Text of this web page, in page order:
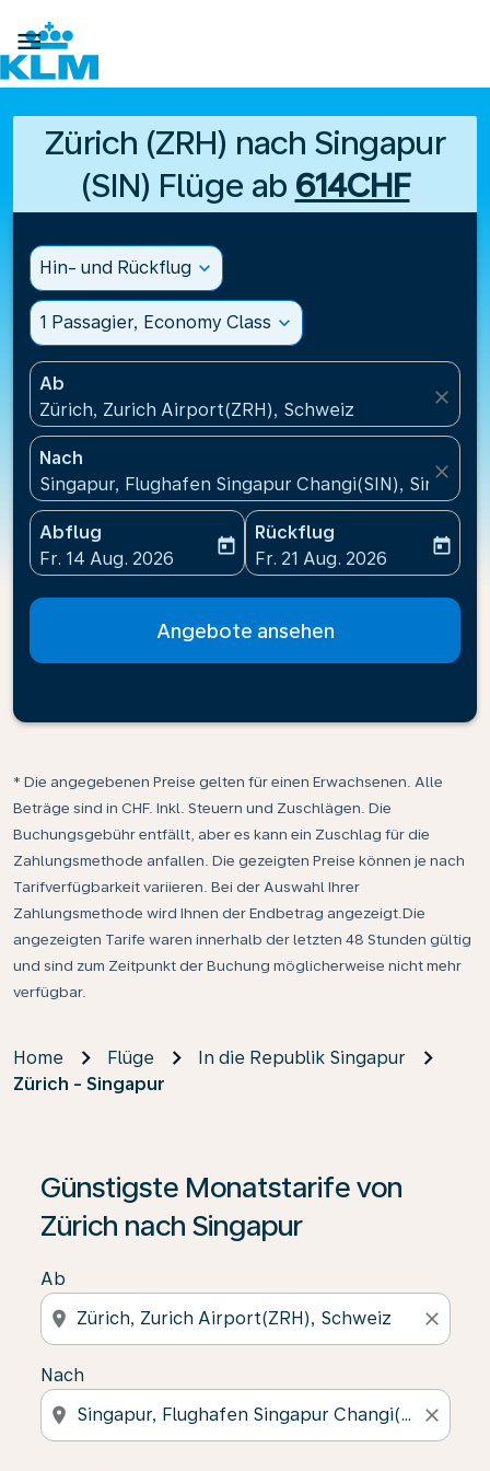

Zürich (ZRH) nach Singapur
(SIN) Flüge ab 614CHF
Hin- und Rückflug expand_more
1 Passagier, Economy Class expand_more
Ab
Zürich, Zurich Airport(ZRH), Schweiz
close
Nach
Singapur, Flughafen Singapur Changi(SIN), Singapur
close
Abflug
fc-booking-departure-date-aria-label
Fr. 14 Aug. 2026
today
Rückflug
fc-booking-return-date-
Fr. 21 Aug. 2026
today
Angebote ansehen
* Die angegebenen Preise gelten für einen Erwachsenen. Alle
Beträge sind in CHF. Inkl. Steuern und Zuschlägen. Die
Buchungsgebühr entfällt, aber es kann ein Zuschlag für die
Zahlungsmethode anfallen. Die gezeigten Preise können je nach
Tarifverfügbarkeit variieren. Bei der Auswahl Ihrer
Zahlungsmethode wird Ihnen der Endbetrag angezeigt.Die
angezeigten Tarife waren innerhalb der letzten 48 Stunden gültig
und sind zum Zeitpunkt der Buchung möglicherweise nicht mehr
verfügbar.
Home Flüge
In die Republik Singapur
Zürich - Singapur
Günstigste Monatstarife von
Zürich nach Singapur
Ab
location_on close
Nach
location_on close